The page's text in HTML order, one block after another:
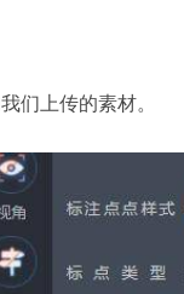
们上传的素材。